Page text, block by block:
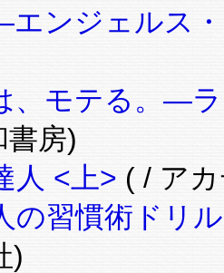
ンジェルス
、モテる。―
書房)
人 <上> ( / ア
の習慣術ドリ
)